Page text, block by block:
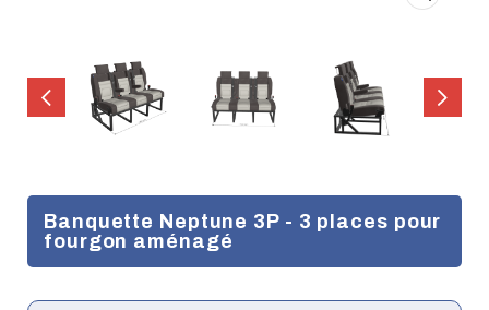
Banquette Neptune 3P - 3 places pour
fourgon aménagé